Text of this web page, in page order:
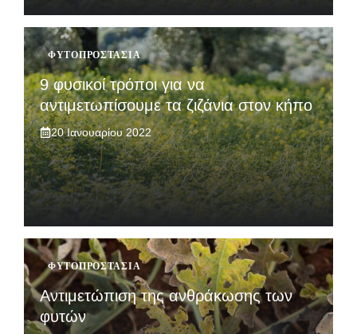
ΦΥΤΟΠΡΟΣΤΑΣΊΑ
9 φυσικοί τρόποι για να
αντιμετωπίσουμε τα ζιζάνια στον κήπο
20 Ιανουαρίου 2022
ΦΥΤΟΠΡΟΣΤΑΣΊΑ
Αντιμετώπιση της ανθράκωσης των
φυτών